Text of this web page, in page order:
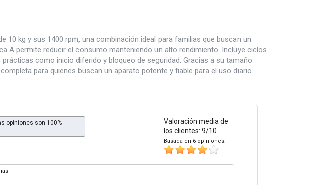
10 kg y sus 1400 rpm, una combinación ideal para familias que buscan un
A permite reducir el consumo manteniendo un alto rendimiento. Incluye ciclos
como inicio diferido y bloqueo de seguridad. Gracias a su tamaño
para quienes buscan un aparato potente y fiable para el uso diario.
Valoración media de
los clientes: 9/10
Basada en 6 opiniones:
opiniones son 100%